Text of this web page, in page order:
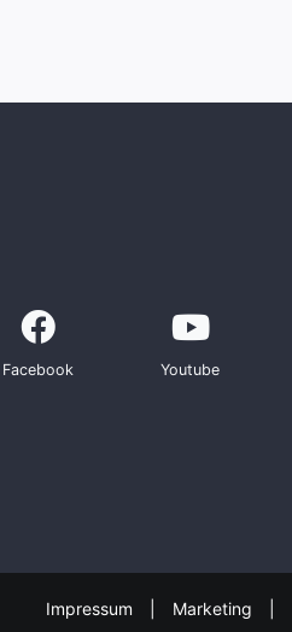
Facebook Youtube
Impressum Marketing